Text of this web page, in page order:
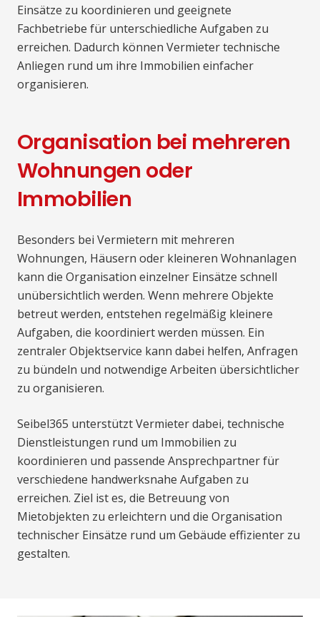
Einsätze zu koordinieren und geeignete
Fachbetriebe für unterschiedliche Aufgaben zu
erreichen. Dadurch können Vermieter technische
Anliegen rund um ihre Immobilien einfacher
organisieren.
Organisation bei mehreren
Wohnungen oder
Immobilien
Besonders bei Vermietern mit mehreren
Wohnungen, Häusern oder kleineren Wohnanlagen
kann die Organisation einzelner Einsätze schnell
unübersichtlich werden. Wenn mehrere Objekte
betreut werden, entstehen regelmäßig kleinere
Aufgaben, die koordiniert werden müssen. Ein
zentraler Objektservice kann dabei helfen, Anfragen
zu bündeln und notwendige Arbeiten übersichtlicher
zu organisieren.
Seibel365 unterstützt Vermieter dabei, technische
Dienstleistungen rund um Immobilien zu
koordinieren und passende Ansprechpartner für
verschiedene handwerksnahe Aufgaben zu
erreichen. Ziel ist es, die Betreuung von
Mietobjekten zu erleichtern und die Organisation
technischer Einsätze rund um Gebäude effizienter zu
gestalten.